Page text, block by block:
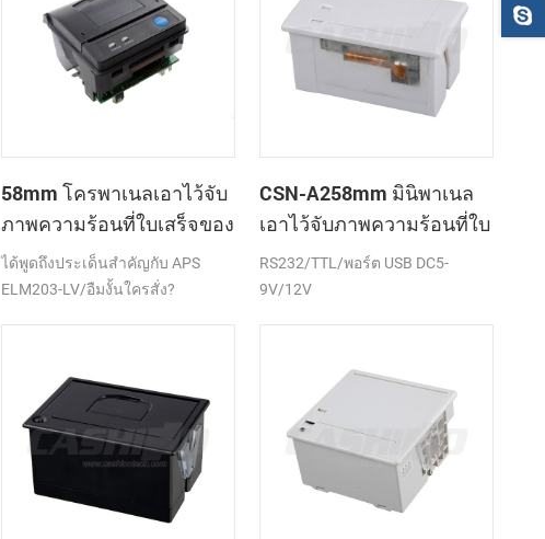
58mm โครพาเนลเอาไว้จับ
ภาพความร้อนที่ใบเสร็จของ
เครื่องพิมพ์ CSN-A1K
ได้พูดถึงประเด็นสำคัญกับ APS
ELM203-LV/อืมงั้นใครสั่ง?
CSN-A258mm มินิพาเนล
เอาไว้จับภาพความร้อนที่ใบ
เสร็จของเครื่องพิมพ์
RS232/TTL/พอร์ต USB DC5-
9V/12V